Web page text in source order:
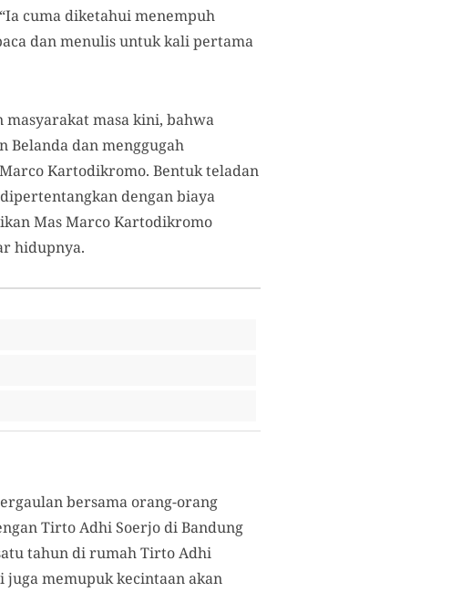
cuma diketahui menempuh
dan menulis untuk kali pertama
masa kini, bahwa
dan menggugah
Kartodikromo. Bentuk teladan
dengan biaya
Mas Marco Kartodikromo
hidupnya.
bersama orang-orang
Tirto Adhi Soerjo di Bandung
tahun di rumah Tirto Adhi
memupuk kecintaan akan